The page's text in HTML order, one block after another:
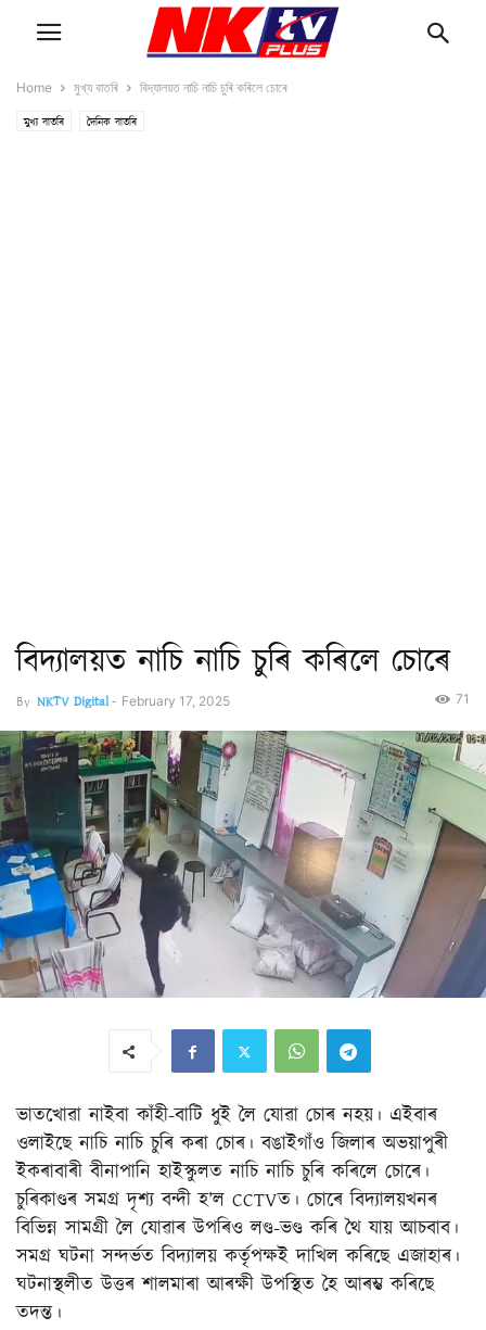
Home মুখ্য বাতৰি বিদ্যালয়ত নাচি নাচি চুৰি কৰিলে চোৰে
মুখ্য বাতৰি দৈনিক বাতৰি
বিদ্যালয়ত নাচি নাচি চুৰি কৰিলে চোৰে
By NKTV Digital- February 17, 2025 71
ভাতখোৱা নাইবা কাঁহী-বাটি ধুই লৈ যোৱা চোৰ নহয়। এইবাৰ
ওলাইছে নাচি নাচি চুৰি কৰা চোৰ। বঙাইগাঁও জিলাৰ অভয়াপুৰী
ইকৰাবাৰী বীনাপানি হাইস্কুলত নাচি নাচি চুৰি কৰিলে চোৰে।
চুৰিকাণ্ডৰ সমগ্ৰ দৃশ্য বন্দী হ’ল CCTVত। চোৰে বিদ্যালয়খনৰ
বিভিন্ন সামগ্ৰী লৈ যোৱাৰ উপৰিও লণ্ড-ভণ্ড কৰি থৈ যায় আচবাব।
সমগ্ৰ ঘটনা সন্দৰ্ভত বিদ্যালয় কৰ্তৃপক্ষই দাখিল কৰিছে এজাহাৰ।
ঘটনাস্থলীত উত্তৰ শালমাৰা আৰক্ষী উপস্থিত হৈ আৰম্ভ কৰিছে
তদন্ত।